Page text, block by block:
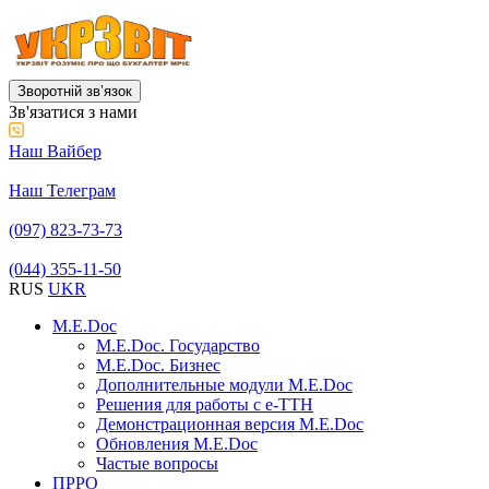
Зворотній звʼязок
Зв'язатися з нами
Наш Вайбер
Наш Телеграм
(097) 823-73-73
(044) 355-11-50
RUS UKR
M.E.Doc
M.E.Doc. Государство
M.E.Doc. Бизнес
Дополнительные модули M.E.Doc
Решения для работы с е-ТТН
Демонстрационная версия M.E.Doc
Обновления M.E.Doc
Частые вопросы
ПРРО